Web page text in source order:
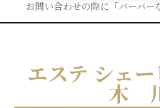
お問い合わせの際に「バーバー
エステ シェ
木